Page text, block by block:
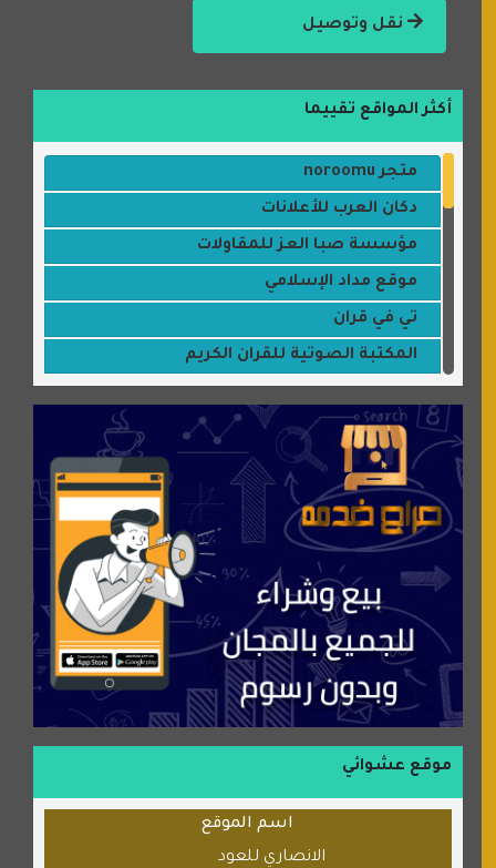
نقل وتوصيل
أكثر المواقع تقييما
متجر noroomu
دكان العرب للأعلانات
مؤسسة صبا العز للمقاولات
موقع مداد الإسلامي
تي في قران
المكتبة الصوتية للقران الكريم
جميلتي حواء
موقع سيارات عربية
عالم كوكي
سورة قران
شركة إعمار الرياض للخدمات المنزلية
شبكة رأيي
موسوعة نور الرحمن
منتدى جيوش الهكرز
بلو باص
موقع حراج خدمة
الطبي
قراننا
موقع عشوائي
اسم الموقع
الانصاري للعود